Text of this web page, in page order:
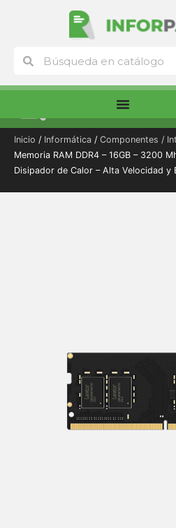
Buscar
Inicio / Informática / Componentes /
Memoria RAM DDR4 – 16GB – 3200
Disipador de Calor – Alta Velocidad y